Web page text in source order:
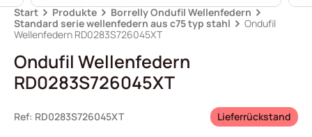
Start Produkte
Borrelly Ondufil Wellenfedern
Standard serie wellenfedern aus c75 typ stahl
Ondufil
Wellenfedern RD0283S726045XT
Ondufil Wellenfedern
RD0283S726045XT
Ref: RD0283S726045XT Lieferrückstand